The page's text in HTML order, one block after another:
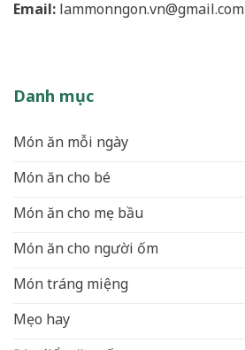
Email: lammonngon.vn@gmail.com
Danh mục
Món ăn mỗi ngày
Món ăn cho bé
Món ăn cho mẹ bầu
Món ăn cho người ốm
Món tráng miệng
Mẹo hay